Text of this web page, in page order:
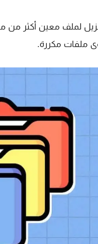
لملف معين أكثر من
ملفات مكررة.